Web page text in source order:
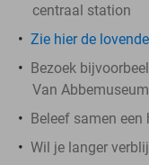
centraal station
Zie hier de
Bezoek
Van Abbemuseum
Beleef samen
Wil je langer